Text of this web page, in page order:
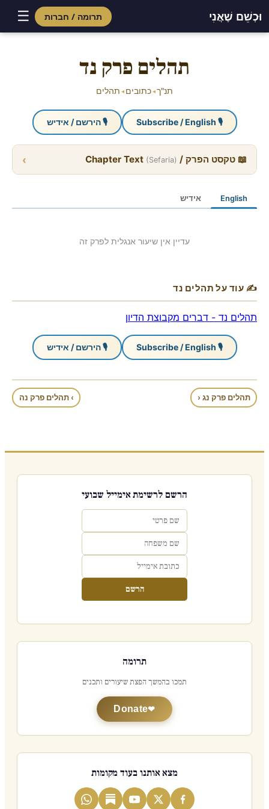
וּכְשֵׁם שֶׁאֲנִי תרומה / חברות ☰
תהלים פרק נד
תנ"ך◂כתובים ◂ תהלים
🎙 Subscribe / English 🎙 הירשם / אידיש
📖 טקסט הפרק / Chapter Text (Sefaria)
›
English אידיש
עדיין אין שיעור אנגלית לפרק זה
✍ עוד על תהלים נד
תהלים נד - דברים מקבוצת הדיון
🎙 Subscribe / English 🎙 הירשם / אידיש
תהלים פרק נג ‹ › תהלים פרק נה
הרשם לרשימת אימייל שבועי
הרשם
תרומה
תמכו בהמשך הפצת שיעורים ותכנים
Donate
מצא אותנו בעוד מקומות